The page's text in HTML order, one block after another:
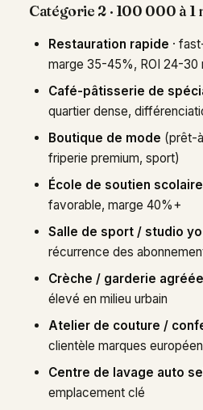
Catégorie 2 · 100 000 à
Restauration rapide ·
marge 35-45%, ROI 24-30
Café-pâtisserie de
quartier dense,
Boutique de mode (prêt-
friperie premium, sport)
École de soutien scolaire
favorable, marge 40%+
Salle de sport / studio
récurrence des
Crèche / garderie agréée
élevé en milieu urbain
Atelier de couture /
clientèle marques
Centre de lavage auto
emplacement clé